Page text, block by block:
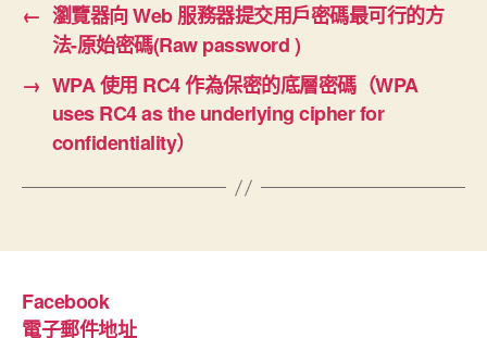
← 瀏覽器向 Web 服務器提交用戶密碼最可行的方
法-原始密碼(Raw password )
→ WPA 使用 RC4 作為保密的底層密碼（WPA
uses RC4 as the underlying cipher for
confidentiality）
Facebook
電子郵件地址